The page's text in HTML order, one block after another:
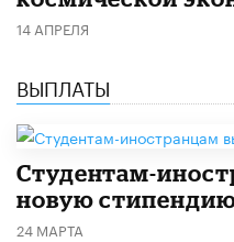
14 АПРЕЛЯ
ВЫПЛАТЫ
Студентам-
новую
24 МАРТА